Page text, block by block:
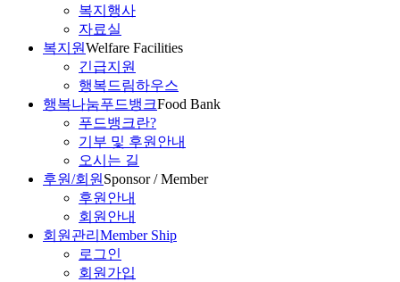
복지행사
자료실
복지원Welfare Facilities
긴급지원
행복드림하우스
행복나눔푸드뱅크Food Bank
푸드뱅크란?
기부 및 후원안내
오시는 길
후원/회원 Sponsor / Member
후원안내
회원안내
회원관리 Member Ship
로그인
회원가입